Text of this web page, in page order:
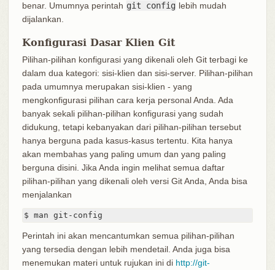
benar. Umumnya perintah git config lebih mudah
dijalankan.
Konfigurasi Dasar Klien Git
Pilihan-pilihan konfigurasi yang dikenali oleh Git terbagi ke
dalam dua kategori: sisi-klien dan sisi-server. Pilihan-pilihan
pada umumnya merupakan sisi-klien - yang
mengkonfigurasi pilihan cara kerja personal Anda. Ada
banyak sekali pilihan-pilihan konfigurasi yang sudah
didukung, tetapi kebanyakan dari pilihan-pilihan tersebut
hanya berguna pada kasus-kasus tertentu. Kita hanya
akan membahas yang paling umum dan yang paling
berguna disini. Jika Anda ingin melihat semua daftar
pilihan-pilihan yang dikenali oleh versi Git Anda, Anda bisa
menjalankan
$ man git-config
Perintah ini akan mencantumkan semua pilihan-pilihan
yang tersedia dengan lebih mendetail. Anda juga bisa
menemukan materi untuk rujukan ini di http://git-